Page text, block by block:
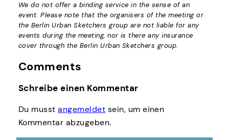
We do not offer a binding service in the sense of an
event. Please note that the organisers of the meeting or
the Berlin Urban Sketchers group are not liable for any
events during the meeting, nor is there any insurance
cover through the Berlin Urban Sketchers group.
Comments
Schreibe einen Kommentar
Du musstangemeldet sein, um einen
Kommentar abzugeben.